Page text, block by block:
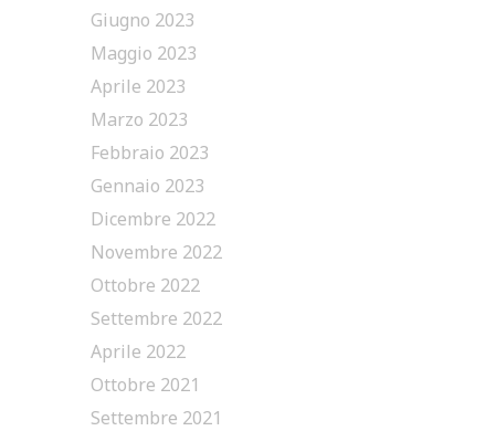
Giugno 2023
Maggio 2023
Aprile 2023
Marzo 2023
Febbraio 2023
Gennaio 2023
Dicembre 2022
Novembre 2022
Ottobre 2022
Settembre 2022
Aprile 2022
Ottobre 2021
Settembre 2021